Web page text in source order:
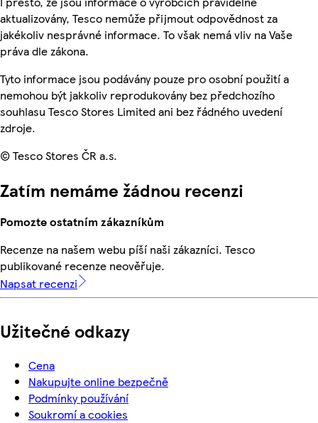
aktualizovány, Tesco nemůže přijmout odpovědnost za
jakékoliv nesprávné informace. To však nemá vliv na Vaše
práva dle zákona.
Tyto informace jsou podávány pouze pro osobní použití a
nemohou být jakkoliv reprodukovány bez předchozího
souhlasu Tesco Stores Limited ani bez řádného uvedení
zdroje.
© Tesco Stores ČR a.s.
Zatím nemáme žádnou recenzi
Pomozte ostatním zákazníkům
Recenze na našem webu píší naši zákazníci. Tesco
publikované recenze neověřuje.
Napsat recenzi
Užitečné odkazy
Cena
Nakupujte online bezpečně
Podmínky používání
Soukromí a cookies